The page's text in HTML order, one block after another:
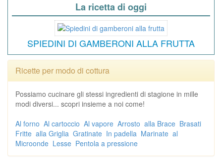
La ricetta di oggi
SPIEDINI DI GAMBERONI ALLA FRUTTA
Ricette per modo di cottura
Possiamo cucinare gli stessi ingredienti di stagione in mille
modi diversi... scopri insieme a noi come!
Al forno Al cartoccio Al vapore Arrosto alla Brace Brasati
Fritte alla Griglia Gratinate In padella Marinate al
Microonde Lesse Pentola a pressione